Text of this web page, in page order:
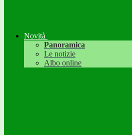
Novità
Panoramica
Le notizie
Albo online